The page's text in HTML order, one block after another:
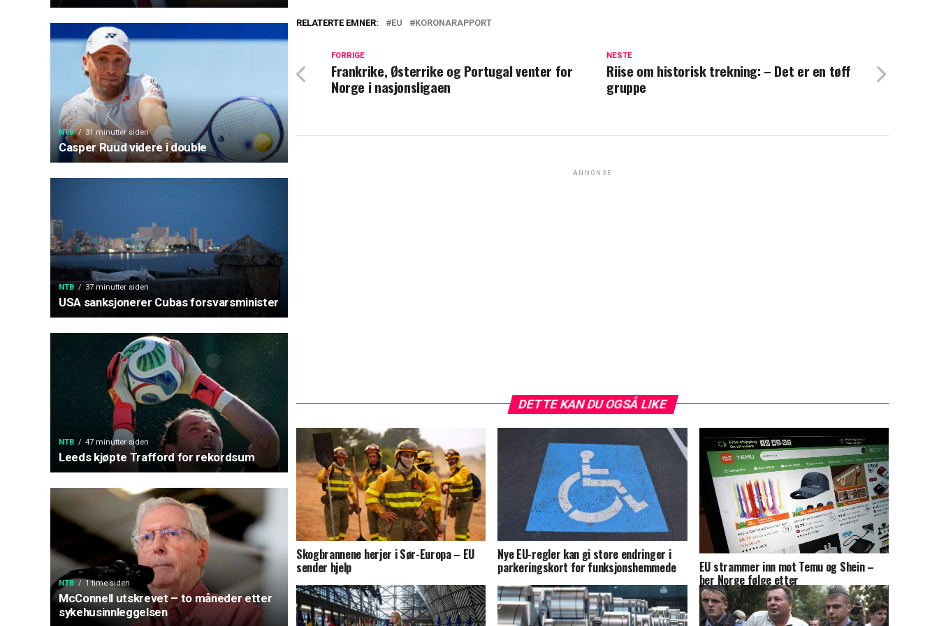
NTB 31 minutter siden
Casper Ruud videre i double
NTB 37 minutter siden
USA sanksjonerer Cubas forsvarsminister
NTB 47 minutter siden
Leeds kjøpte Trafford for rekordsum
NTB 1 time siden
McConnell utskrevet – to måneder etter
sykehusinnleggelsen
RELATERTE EMNER: EU KORONARAPPORT
NESTE
Riise om historisk trekning: – Det er en tøff
gruppe
FORRIGE
Frankrike, Østerrike og Portugal venter for
Norge i nasjonsligaen
ANNONSE
DETTE KAN DU OGSÅ LIKE
Skogbrannene herjer i Sør-Europa – EU
sender hjelp
Nye EU-regler kan gi store endringer i
parkeringskort for funksjonshemmede EU strammer inn mot Temu og Shein –
ber Norge følge etter